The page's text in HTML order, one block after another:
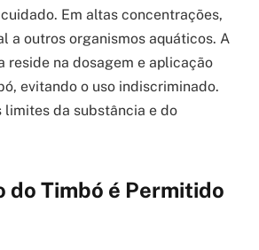
Em altas concentrações,
a outros organismos aquáticos. A
reside na dosagem e aplicação
evitando o uso indiscriminado.
limites da substância e do
do Timbó é Permitido